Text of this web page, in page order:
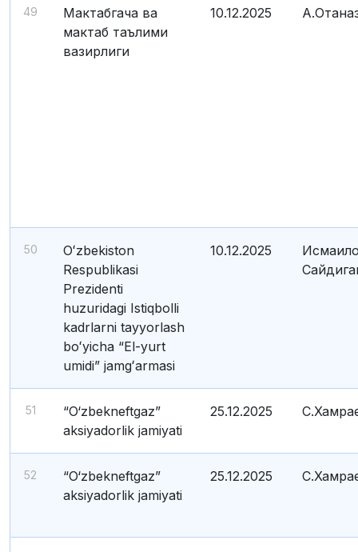
49
Мактабгача ва
мактаб таълими
вазирлиги
10.12.2025
50
Oʻzbekiston
Respublikasi
Prezidenti
huzuridagi Istiqbolli
kadrlarni tayyorlash
boʻyicha “El-yurt
umidi” jamgʻarmasi
10.12.2025
51
“O‘zbekneftgaz”
aksiyadorlik jamiyati
25.12.2025
52
“O‘zbekneftgaz”
aksiyadorlik jamiyati
25.12.2025